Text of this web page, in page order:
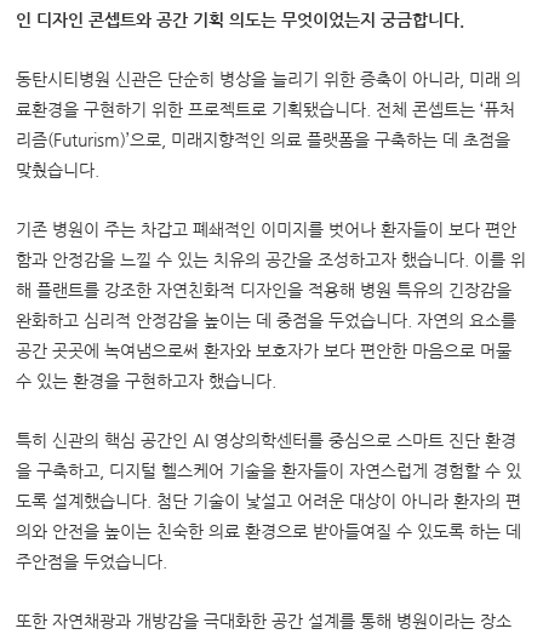
인 디자인 콘셉트와 공간 기획 의도는 무엇이었는지 궁금합니다.
동탄시티병원 신관은 단순히 병상을 늘리기 위한 증축이 아니라, 미래 의
료환경을 구현하기 위한 프로젝트로 기획됐습니다. 전체 콘셉트는 ‘퓨처
리즘(Futurism)’으로, 미래지향적인 의료 플랫폼을 구축하는 데 초점을
맞췄습니다.
기존 병원이 주는 차갑고 폐쇄적인 이미지를 벗어나 환자들이 보다 편안
함과 안정감을 느낄 수 있는 치유의 공간을 조성하고자 했습니다. 이를 위
해 플랜트를 강조한 자연친화적 디자인을 적용해 병원 특유의 긴장감을
완화하고 심리적 안정감을 높이는 데 중점을 두었습니다. 자연의 요소를
공간 곳곳에 녹여냄으로써 환자와 보호자가 보다 편안한 마음으로 머물
수 있는 환경을 구현하고자 했습니다.
특히 신관의 핵심 공간인 AI 영상의학센터를 중심으로 스마트 진단 환경
을 구축하고, 디지털 헬스케어 기술을 환자들이 자연스럽게 경험할 수 있
도록 설계했습니다. 첨단 기술이 낯설고 어려운 대상이 아니라 환자의 편
의와 안전을 높이는 친숙한 의료 환경으로 받아들여질 수 있도록 하는 데
주안점을 두었습니다.
또한 자연채광과 개방감을 극대화한 공간 설계를 통해 병원이라는 장소